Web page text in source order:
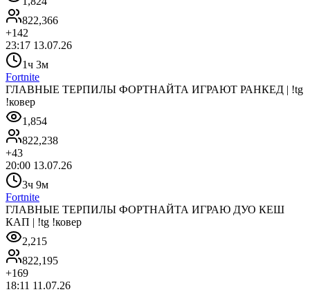
822,366
+142
23:17 13.07.26
1ч 3м
Fortnite
ГЛАВНЫЕ ТЕРПИЛЫ ФОРТНАЙТА ИГРАЮТ РАНКЕД | !tg
!ковер
1,854
822,238
+43
20:00 13.07.26
3ч 9м
Fortnite
ГЛАВНЫЕ ТЕРПИЛЫ ФОРТНАЙТА ИГРАЮ ДУО КЕШ
КАП | !tg !ковер
2,215
822,195
+169
18:11 11.07.26